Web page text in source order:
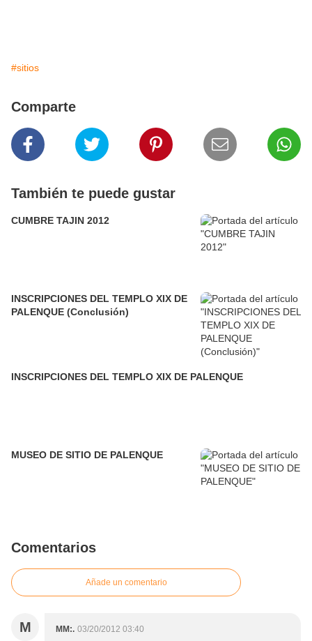
#sitios
Comparte
También te puede gustar
CUMBRE TAJIN 2012
INSCRIPCIONES DEL TEMPLO XIX DE
PALENQUE (Conclusión)
INSCRIPCIONES DEL TEMPLO XIX DE PALENQUE
MUSEO DE SITIO DE PALENQUE
Comentarios
Añade un comentario
M MM:. 03/20/2012 03:40